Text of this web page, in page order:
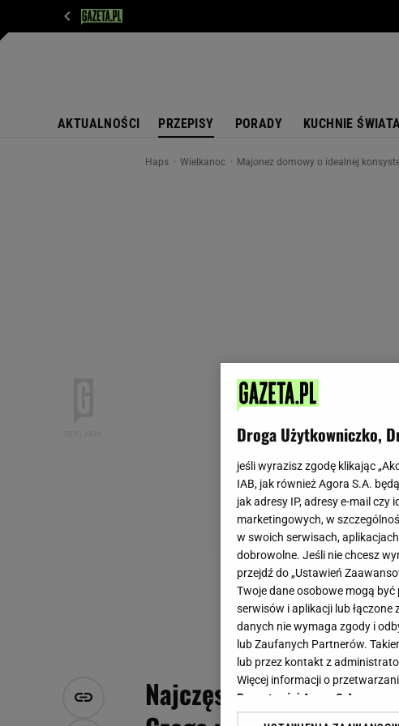
AKTUALNOŚCI PRZEPISY PORADY KUCHNIE
Haps Wielkanoc Majonez domowy o idealnej
Najczęstsze błędy
Droga Użytkowniczko,
jeśli wyrazisz zgodę klikając
IAB, jak również Agora S.A.
jak adresy IP, adresy e-mail
marketingowych, w
w swoich serwisach,
dobrowolne. Jeśli nie chcesz
przejdź do „Ustawień
Twoje dane osobowe mogą
serwisów i aplikacji lub
danych nie wymaga zgody i
lub Zaufanych Partnerów.
lub przez kontakt z
Więcej informacji o
Prywatności Agora S.A.